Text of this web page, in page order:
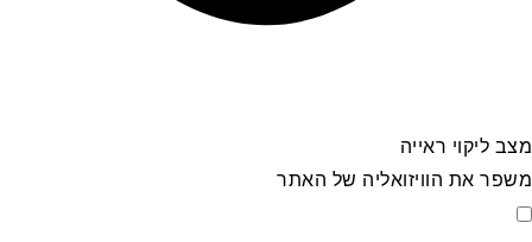
מצב ליקוי ראייה
משפר את הוויזואליה של האתר
מצב ליקוי ראייה